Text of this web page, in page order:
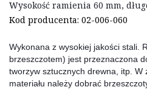
Wysokość ramienia 60 mm,
Kod producenta: 02-006-060
Wykonana z wysokiej jakości stali.
brzeszczotem) jest przeznaczona
tworzyw sztucznych drewna, itp. W
materiału należy dobrać